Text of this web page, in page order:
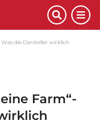
Was die Darsteller wirklich
Farm“-